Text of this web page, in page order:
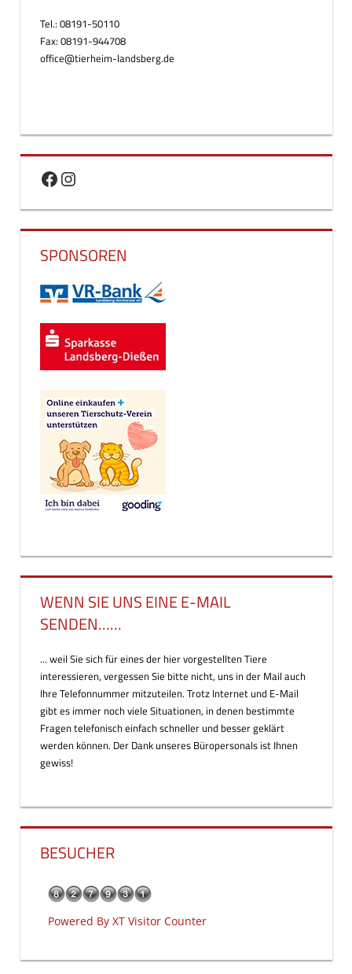
Tel.: 08191-50110
Fax: 08191-944708
office@tierheim-landsberg.de
Facebook
Instagram
SPONSOREN
WENN SIE UNS EINE E-MAIL
SENDEN……
... weil Sie sich für eines der hier vorgestellten Tiere
interessieren, vergessen Sie bitte nicht, uns in der Mail auch
Ihre Telefonnummer mitzuteilen. Trotz Internet und E-Mail
gibt es immer noch viele Situationen, in denen bestimmte
Fragen telefonisch einfach schneller und besser geklärt
werden können. Der Dank unseres Büropersonals ist Ihnen
gewiss!
BESUCHER
Powered By XT Visitor Counter